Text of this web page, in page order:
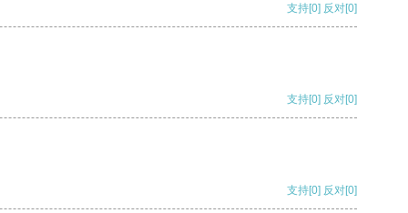
支持[0] 反对[0]
支持[0] 反对[0]
支持[0] 反对[0]